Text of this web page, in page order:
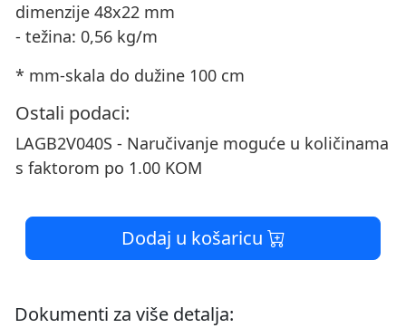
dimenzije 48x22 mm
- težina: 0,56 kg/m
* mm-skala do dužine 100 cm
Ostali podaci:
LAGB2V040S - Naručivanje moguće u količinama
s faktorom po 1.00 KOM
Dodaj u košaricu
Dokumenti za više detalja: